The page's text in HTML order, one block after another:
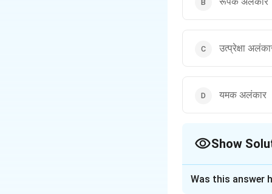
उत्प्रेक्षा
यमक अलंकार
Show
Was this answer